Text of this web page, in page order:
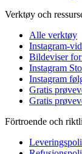
Verktøy och
Alle verktøy
Instagram-
Bildeviser
Instagram
Instagram
Gratis
Gratis
Förtroende och